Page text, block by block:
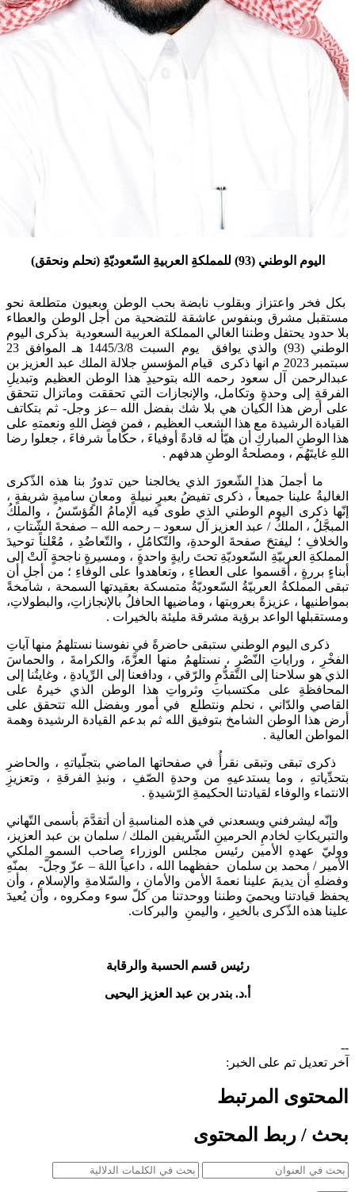
اليوم الوطني (93) للمملكةِ العربيةِ السّعوديّةِ (نحلم ونحقق)
فخر واعتزاز وبقلوب نابضة بحب الوطن وبعيون متطلعة نحو
مشرق وبنفوس عاشقة للتضحية من أجل الوطن والعطاء
يحتفل وطننا الغالي المملكة العربية السعودية بذكرى اليوم
الوطني (93) والذي يوافق يوم السبت 1445/3/8 هـ الموافق 23
سبتمبر 2023 م انها ذكرى قيام المؤسسِ جلالة الملك عبد العزيز بن
آل سعود رحمه الله بتوحيدِ هذا الوطن العظيم وتبديلِ
إلى وحدةٍ وتكامل، والإنجازات التي تحققت وماتزال تتحقق
أرض هذا الكيان هي بلا شك بفضل الله –عز وجل- ثم بتكاتف
الرشيدة مع هذا الشعب العظيم ، فمن فضل اللهِ ونعمتهِ على
المباركِ أن هيّأ له قادةً أوفياءَ ، حكّاماً شرفاءَ ، جعلوا رضا
غايتَهُم ، ومصلحةُ الوطنِ هدفهم .
هذا الشّعورَ الذي يخالجنا حين تدورُ بنا هذه الذّكرى
علينا جميعاً ، ذكرى تفيضُ بعبرٍ نبيلةٍ ومعانٍ ساميةٍ شريفةٍ ،
ذكرى اليوم الوطني الذي طوى فيه الإمامُ المُؤسّسُ ، والملكُ
، الملكُ / عبد العزيز آل سعود – رحمه الله – صفحةَ الشّتاتِ ،
؛ ليفتحَ صفحةَ الوحدةِ، والتّكامُلِ ، والتّعاضُدِ ، مُعْلناً توحيدَ
العربيّةِ السّعوديّةِ تحتَ رايةٍ واحدةٍ ، ومسيرةٍ ناجحةٍ آلتْ إلى
بررةٍ ، أقسموا على العطاءِ ، وتعاهدوا على الوفاءِ ؛ من أجلِ أن
المملكةُ العربيّةُ السّعوديّةُ متمسكة بعقيدتها السمحة ، شامخةً
، عزيزةً بعروبتها ، وماضيها الحافلُ بالإنجازاتِ، والبطولاتِ،
الواعد برؤية مشرقة مليئة بالخيرات .
اليوم الوطني ستبقى حاضرةً في نفوسنا نستلهمُ منها آياتِ
، وراياتِ النّصْرِ ، نستلهمُ منها العزَّةَ، والكرامةَ ، والحماسَ
هو سلاحنا إلى التّقدُّمِ والرّقي ، ودافعنا إلى الرِّيادةِ ، وغايتُنا إلى
على مكتسباتِ وثرواتِ هذا الوطن الذي خيرهُ على
والدّاني ، نحلم ونتطلع في أمور وبفضل الله تتحقق على
الوطن الشامخ بتوفيق الله ثم بدعم القيادة الرشيدة وهمة
العالية .
تبقى وتبقى نقرأُ في صفحاتها الماضي بتجلّياتهِ ، والحاضرِ
، وما يستدعيهِ من وحدةِ الصّفِ ، ونبذِ الفرقةِ ، وتعزيزِ
والوفاء لقيادتنا الحكيمةِ الرّشيدةِ .
ليشرفني ويسعدني في هذه المناسبةِ أن أتقدَّمَ بأسمى التّهاني
لخادمِ الحرمينِ الشّريفين الملك / سلمان بن عبد العزيز،
عهدهِ الأمين رئيس مجلس الوزراء صاحب السمو الملكي
/ محمد بن سلمان حفظهما الله ، داعياً اللهَ – عزّ وجلَّ- بمنّهِ
أن يديمَ علينا نعمةَ الأمن والأمانِ ، والسّلامةِ والإسلامِ ، وأن
قيادتنا ويحميَ وطننا ووحدتنا من كلّ سوء ومكروه ، وأن يُعيدَ
هذه الذّكرى بالخيرِ ، واليمنِ والبركات.
رئيس قسم الحسبة والرقابة
أ.د. بندر بن عبد العزيز اليحيى
تم على الخبر:
المرتبط
/ ربط المحتوى